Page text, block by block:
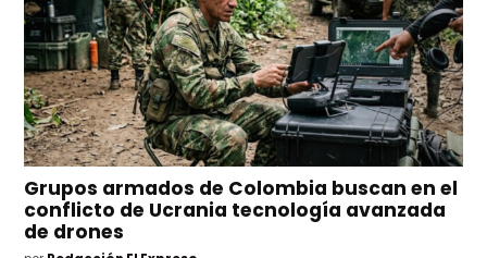
Grupos armados de Colombia buscan en el
conflicto de Ucrania tecnología avanzada
de drones